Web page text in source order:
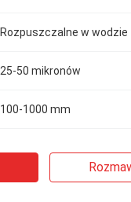
Rozpuszczalne w wodzie
25-50 mikronów
100-1000 mm